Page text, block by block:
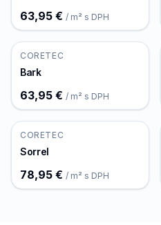
63,95 € / m² s DPH
CORETEC
Bark
63,95 € / m² s DPH
CORETEC
Sorrel
78,95 € / m² s DPH